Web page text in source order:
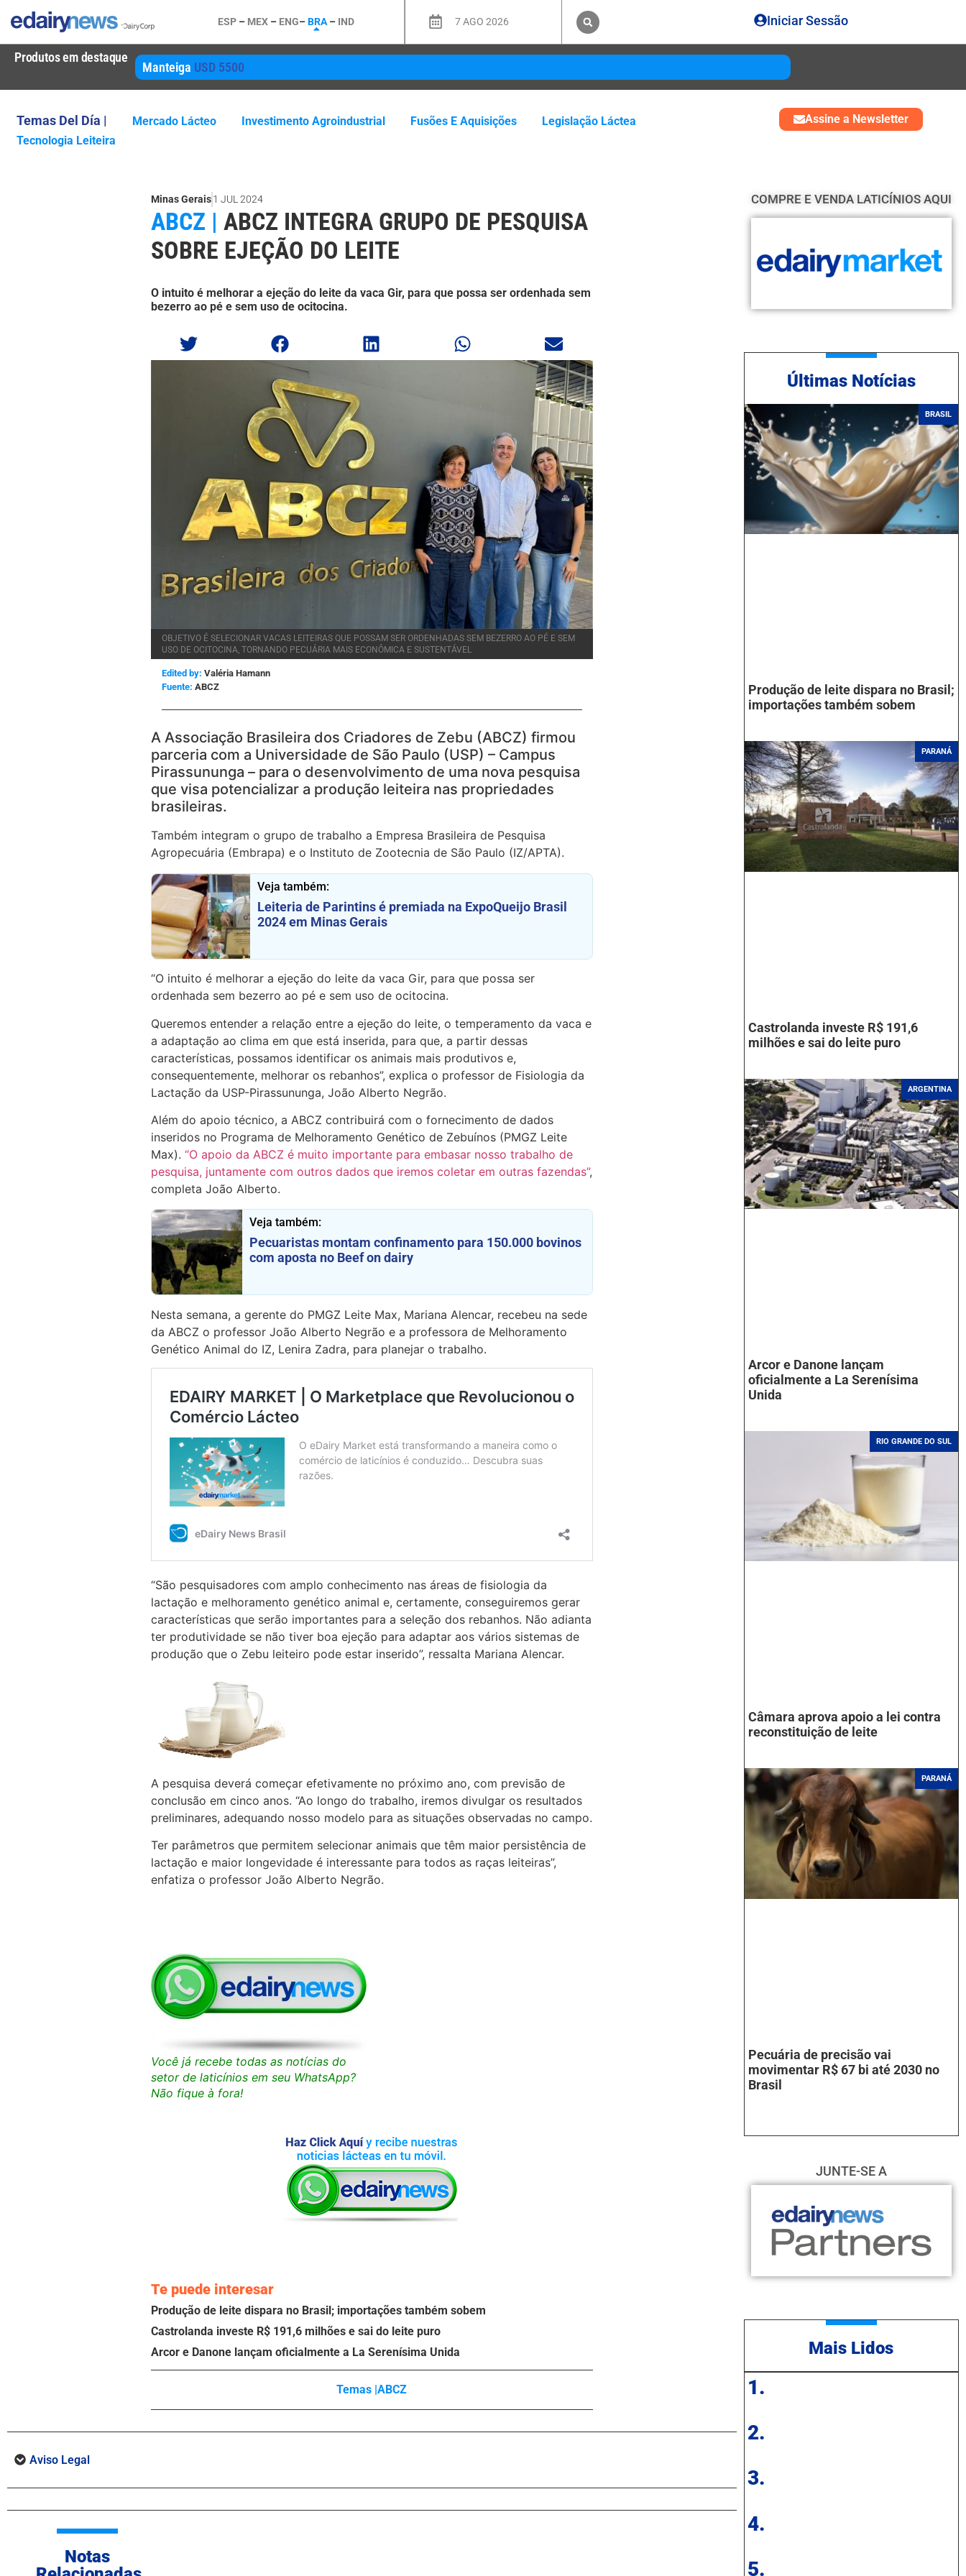
ESP – MEX – ENG–BRA – IND 7 AGO 2026 Iniciar Sessão
Produtos em destaque
Manteiga USD 5500
Temas Del Día | Mercado Lácteo Investimento Agroindustrial Fusões E Aquisições
Legislação Láctea
Tecnologia Leiteira
Assine a Newsletter
Minas Gerais1 JUL 2024
ABCZ | ABCZ INTEGRA GRUPO DE PESQUISA
SOBRE EJEÇÃO DO LEITE
O intuito é melhorar a ejeção do leite da vaca Gir, para que possa ser ordenhada sem
bezerro ao pé e sem uso de ocitocina.
OBJETIVO É SELECIONAR VACAS LEITEIRAS QUE POSSAM SER ORDENHADAS SEM BEZERRO AO PÉ E SEM
USO DE OCITOCINA, TORNANDO PECUÁRIA MAIS ECONÔMICA E SUSTENTÁVEL
Edited by: Valéria Hamann
ABCZ
A Associação Brasileira dos Criadores de Zebu (ABCZ) firmou
parceria com a Universidade de São Paulo (USP) – Campus
Pirassununga – para o desenvolvimento de uma nova pesquisa
que visa potencializar a produção leiteira nas propriedades
brasileiras.
Também integram o grupo de trabalho a Empresa Brasileira de Pesquisa
Agropecuária (Embrapa) e o Instituto de Zootecnia de São Paulo (IZ/APTA).
Veja também:
Leiteria de Parintins é premiada na ExpoQueijo Brasil
2024 em Minas Gerais
“O intuito é melhorar a ejeção do leite da vaca Gir, para que possa ser
ordenhada sem bezerro ao pé e sem uso de ocitocina.
Queremos entender a relação entre a ejeção do leite, o temperamento da vaca e
a adaptação ao clima em que está inserida, para que, a partir dessas
características, possamos identificar os animais mais produtivos e,
consequentemente, melhorar os rebanhos”, explica o professor de Fisiologia da
Lactação da USP-Pirassununga, João Alberto Negrão.
Além do apoio técnico, a ABCZ contribuirá com o fornecimento de dados
inseridos no Programa de Melhoramento Genético de Zebuínos (PMGZ Leite
Max). “O apoio da ABCZ é muito importante para embasar nosso trabalho de
pesquisa, juntamente com outros dados que iremos coletar em outras fazendas”,
completa João Alberto.
Veja também:
Pecuaristas montam confinamento para 150.000 bovinos
com aposta no Beef on dairy
Nesta semana, a gerente do PMGZ Leite Max, Mariana Alencar, recebeu na sede
da ABCZ o professor João Alberto Negrão e a professora de Melhoramento
Genético Animal do IZ, Lenira Zadra, para planejar o trabalho.
“São pesquisadores com amplo conhecimento nas áreas de fisiologia da
lactação e melhoramento genético animal e, certamente, conseguiremos gerar
características que serão importantes para a seleção dos rebanhos. Não adianta
ter produtividade se não tiver boa ejeção para adaptar aos vários sistemas de
produção que o Zebu leiteiro pode estar inserido”, ressalta Mariana Alencar.
A pesquisa deverá começar efetivamente no próximo ano, com previsão de
conclusão em cinco anos. “Ao longo do trabalho, iremos divulgar os resultados
preliminares, adequando nosso modelo para as situações observadas no campo.
Ter parâmetros que permitem selecionar animais que têm maior persistência de
lactação e maior longevidade é interessante para todos as raças leiteiras”,
enfatiza o professor João Alberto Negrão.
Você já recebe todas as notícias do
setor de laticínios em seu WhatsApp?
Não fique à fora!
Te puede interesar
Produção de leite dispara no Brasil; importações também sobem
Castrolanda investe R$ 191,6 milhões e sai do leite puro
Arcor e Danone lançam oficialmente a La Serenísima Unida
Temas |ABCZ
Aviso Legal
Notas
COMPRE E VENDA LATICÍNIOS AQUI
Ú ltimas Notícias
BRASIL
Produção de leite dispara no Brasil;
importações também sobem
PARANÁ
Castrolanda investe R$ 191,6
milhões e sai do leite puro
ARGENTINA
Arcor e Danone lançam
oficialmente a La Serenísima
Unida
RIO GRANDE DO SUL
Câmara aprova apoio a lei contra
reconstituição de leite
PARANÁ
Pecuária de precisão vai
movimentar R$ 67 bi até 2030 no
Brasil
JUNTE-SE A
Mais Lidos
1.
2.
3.
4.
5.